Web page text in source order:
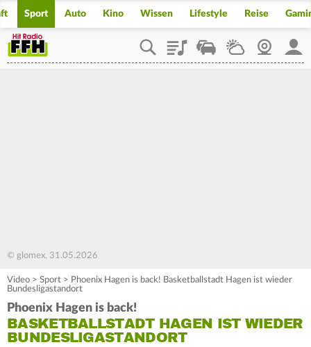
Sport Auto Kino Wissen Lifestyle Reise
PlaylistStaupilotWetterWebcam
© glomex, 31.05.2026
Video > Sport > Phoenix Hagen is back! Basketballstadt Hagen ist wieder
Bundesligastandort
Phoenix Hagen is back!
BASKETBALLSTADT HAGEN IST WIEDER
BUNDESLIGASTANDORT